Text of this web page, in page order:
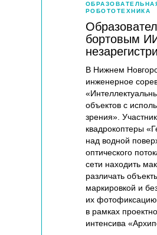
РОБОТОТЕХНИКА
бортовым
В Нижнем
инженерное
объектов с
зрения».
квадрокоптеры
над водной
оптического
сети находить
различать
маркировкой и
их
в рамках
интенсива